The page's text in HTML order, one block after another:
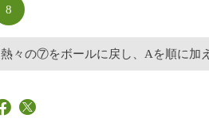
8
熱々の⑦をボールに戻し、Aを順に加